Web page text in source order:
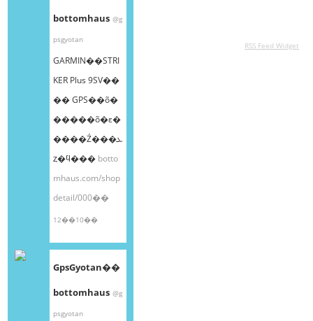
bottomhaus @g
psgyotan
GARMIN��STRI
KER Plus 9SV��
�� GPS��õ�
�����õ�ε�
����Ź���ܥ
ȥ�ϥ��� botto
mhaus.com/shop
detail/000��
12��10��
GpsGyotan��
bottomhaus @g
psgyotan
RSS Feed Widget